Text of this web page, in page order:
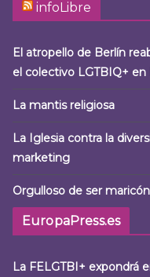
infoLibre
El atropello de Berlín
el colectivo LGTBIQ+ en
La mantis religiosa
La Iglesia contra la
marketing
Orgulloso de ser
EuropaPress.es
La FELGTBI+ expondrá